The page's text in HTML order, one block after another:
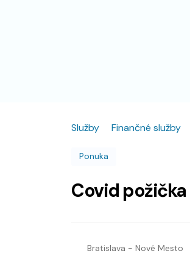
Služby Finančné služby
Ponuka
Covid požička
Bratislava - Nové Mesto